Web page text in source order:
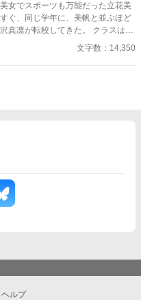
女でスポーツも万能だった立花美
ぐ、同じ学年に、美帆と並ぶほど
真凛が転校してきた。 クラスは、
会と夏の水泳大会でライバル関係
帆と真凛は、隣りの男子校の俊介
文字数：14,350
ヘルプ